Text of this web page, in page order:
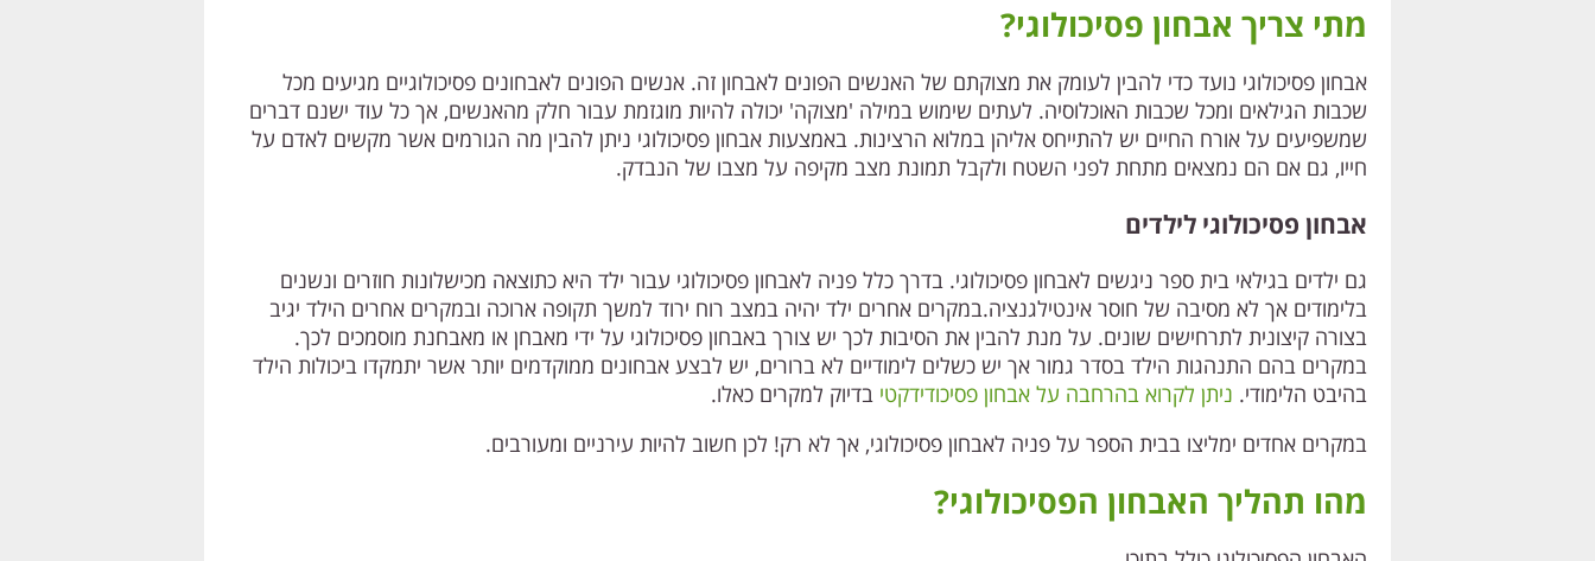
מתי צריך אבחון פסיכולוגי?
אבחון פסיכולוגי נועד כדי להבין לעומק את מצוקתם של האנשים הפונים לאבחון זה. אנשים הפונים לאבחונים פסיכולוגיים מגיעים מכל
שכבות הגילאים ומכל שכבות האוכלוסיה. לעתים שימוש במילה 'מצוקה' יכולה להיות מוגזמת עבור חלק מהאנשים, אך כל עוד ישנם דברים
שמשפיעים על אורח החיים יש להתייחס אליהן במלוא הרצינות. באמצעות אבחון פסיכולוגי ניתן להבין מה הגורמים אשר מקשים לאדם על
חייו, גם אם הם נמצאים מתחת לפני השטח ולקבל תמונת מצב מקיפה על מצבו של הנבדק.
אבחון פסיכולוגי לילדים
גם ילדים בגילאי בית ספר ניגשים לאבחון פסיכולוגי. בדרך כלל פניה לאבחון פסיכולוגי עבור ילד היא כתוצאה מכישלונות חוזרים ונשנים
בלימודים אך לא מסיבה של חוסר אינטילגנציה.במקרים אחרים ילד יהיה במצב רוח ירוד למשך תקופה ארוכה ובמקרים אחרים הילד יגיב
בצורה קיצונית לתרחישים שונים. על מנת להבין את הסיבות לכך יש צורך באבחון פסיכולוגי על ידי מאבחן או מאבחנת מוסמכים לכך.
במקרים בהם התנהגות הילד בסדר גמור אך יש כשלים לימודיים לא ברורים, יש לבצע אבחונים ממוקדמים יותר אשר יתמקדו ביכולות הילד
בהיבט הלימודי. ניתן לקרוא בהרחבה על אבחון פסיכודידקטי בדיוק למקרים כאלו.
במקרים אחדים ימליצו בבית הספר על פניה לאבחון פסיכולוגי, אך לא רק! לכן חשוב להיות עירניים ומעורבים.
מהו תהליך האבחון הפסיכולוגי?